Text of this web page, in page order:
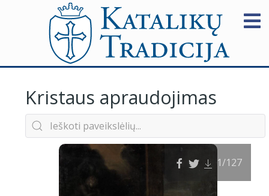
Kristaus apraudojimas
1/127